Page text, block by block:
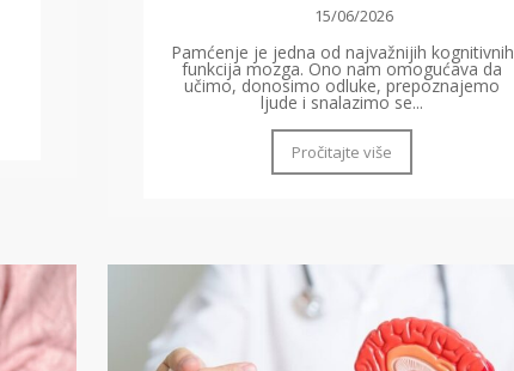
15/06/2026
Pamćenje je jedna od najvažnijih kognitivnih
funkcija mozga. Ono nam omogućava da
učimo, donosimo odluke, prepoznajemo
ljude i snalazimo se...
Pročitajte više